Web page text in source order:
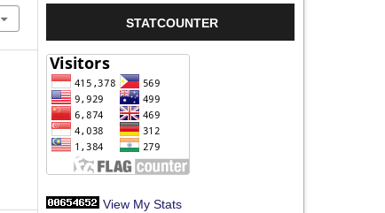
STATCOUNTER
View My Stats